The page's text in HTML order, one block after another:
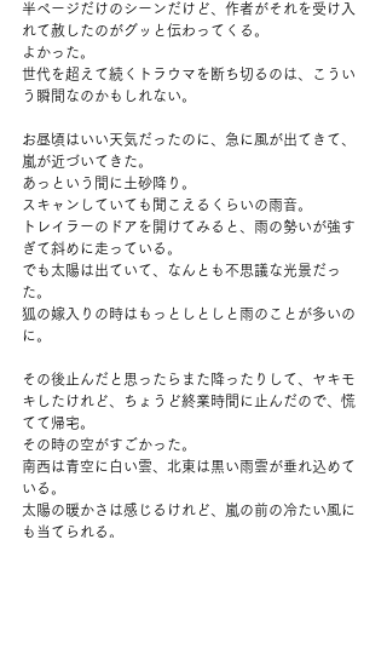
半ページだけのシーンだけど、作者がそれを受け入
れて赦したのがグッと伝わってくる。
よかった。
世代を超えて続くトラウマを断ち切るのは、こうい
う瞬間なのかもしれない。
お昼頃はいい天気だったのに、急に風が出てきて、
嵐が近づいてきた。
あっという間に土砂降り。
スキャンしていても聞こえるくらいの雨音。
トレイラーのドアを開けてみると、雨の勢いが強す
ぎて斜めに走っている。
でも太陽は出ていて、なんとも不思議な光景だっ
た。
狐の嫁入りの時はもっとしとしと雨のことが多いの
に。
その後止んだと思ったらまた降ったりして、ヤキモ
キしたけれど、ちょうど終業時間に止んだので、慌
てて帰宅。
その時の空がすごかった。
南西は青空に白い雲、北東は黒い雨雲が垂れ込めて
いる。
太陽の暖かさは感じるけれど、嵐の前の冷たい風に
も当てられる。